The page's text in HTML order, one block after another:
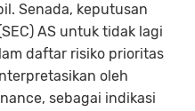
Senada, keputusan
AS untuk tidak lagi
daftar risiko prioritas
oleh
sebagai indikasi